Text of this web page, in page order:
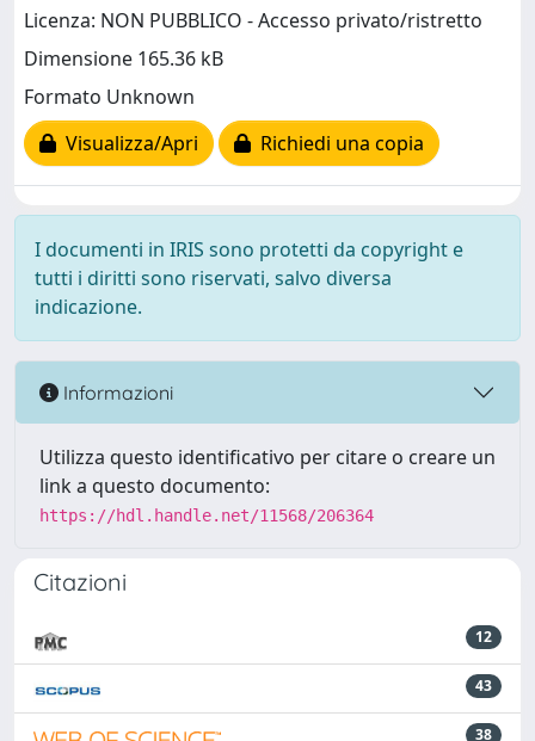
Licenza: NON PUBBLICO - Accesso privato/ristretto
Dimensione 165.36 kB
Formato Unknown
Visualizza/Apri
Richiedi una copia
I documenti in IRIS sono protetti da copyright e
tutti i diritti sono riservati, salvo diversa
indicazione.
Informazioni
Utilizza questo identificativo per citare o creare un
link a questo documento:
https://hdl.handle.net/11568/206364
Citazioni
12
43
38